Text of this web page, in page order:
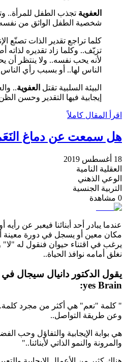
العفوية تجذب الطفل للمرأة..
شخصية الطفل الواثق من
كلما تراجع تقدير الذات تصنّع
تزيّف.. وكلما زاد تقديره لذاته
لأنه يحب نفسه.. ولا ينتظر أن
الناس لها.. أو بسبب رأي الناس
البيئة السلبية تقتل العفوية..
إيجابية فيها التقدير وحسن
اقرأ المقال كاملاً
هل سمعت عن دماغ النَعَم
18 أغسطس 2019
العقلية النامية
الوعي الذهني
التربية الجنسية
0 مشاهدة
عندما يبادر أحد أبنائنا فيعبر عن
مكان معين أو يسجل في دورة معينة
يرغب في اقتناء حيوان فنقول له "لا"
نغلق أمامه نوافذ الحياة..
yes Brain:
" كلمة "نعم" هي أكثر من مجرد كلمة..
وعن طريقة التواصل..
هي بوابة الإيجابية والتفاؤل وحب
والمرونة والنمو الذاتي لأبنائنا.."